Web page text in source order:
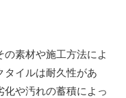
の素材や施工方法によ
タイルは耐久性があ
化や汚れの蓄積によっ